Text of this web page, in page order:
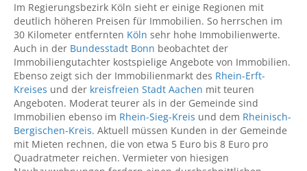
Im Regierungsbezirk Köln sieht er einige Regionen mit
deutlich höheren Preisen für Immobilien. So herrschen im
30 Kilometer entfernten Köln sehr hohe Immobilienwerte.
Auch in der Bundesstadt Bonn beobachtet der
Immobiliengutachter kostspielige Angebote von Immobilien.
Ebenso zeigt sich der Immobilienmarkt des Rhein-Erft-
Kreises und der kreisfreien Stadt Aachen mit teuren
Angeboten. Moderat teurer als in der Gemeinde sind
Immobilien ebenso im Rhein-Sieg-Kreis und dem Rheinisch-
Bergischen-Kreis. Aktuell müssen Kunden in der Gemeinde
mit Mieten rechnen, die von etwa 5 Euro bis 8 Euro pro
Quadratmeter reichen. Vermieter von hiesigen